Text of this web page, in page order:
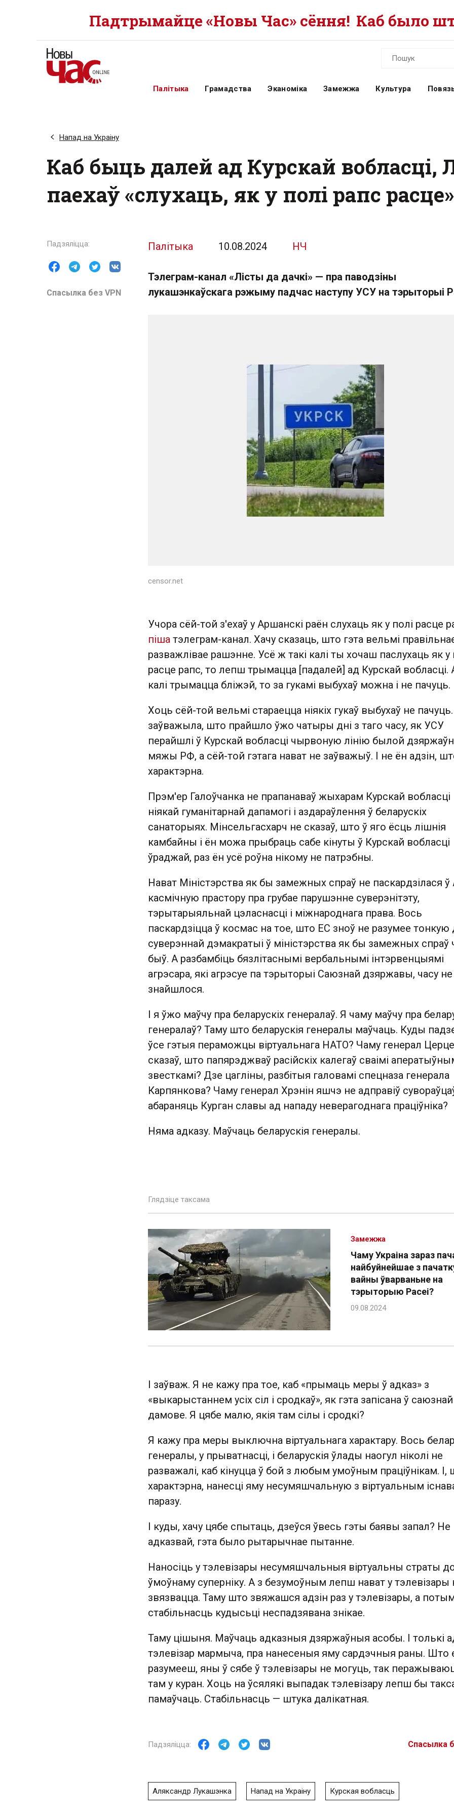
Падтрымайце «Новы Час» сёння! Каб было
Палітыка Грамадства Эканоміка Замежжа Культура
Напад на Украіну
Каб быць далей ад Курскай вобласці,
паехаў «слухаць, як у полі рапс расце»
Спасылка без VPN
Палітыка 10.08.2024 НЧ
Тэлеграм-канал «Лісты да дачкі» — пра паводзіны
лукашэнкаўскага рэжыму падчас наступу УСУ на тэрыторыі
censor.net
Учора сёй-той з'ехаў у Аршанскі раён слухаць як у полі расце
піша тэлеграм-канал. Хачу сказаць, што гэта вельмі
разважлівае рашэнне. Усё ж такі калі ты хочаш паслухаць як у
расце рапс, то лепш трымацца [падалей] ад Курскай вобласці.
калі трымацца бліжэй, то за гукамі выбухаў можна і не пачуць.
Хоць сёй-той вельмі стараецца ніякіх гукаў выбухаў не
заўважыла, што прайшло ўжо чатыры дні з таго часу, як УСУ
перайшлі ў Курскай вобласці чырвоную лінію былой
мяжы РФ, а сёй-той гэтага нават не заўважыў. І не ён адзін,
характэрна.
Прэм'ер Галоўчанка не прапанаваў жыхарам Курскай вобласці
ніякай гуманітарнай дапамогі і аздараўлення ў беларускіх
санаторыях. Мінсельгасхарч не сказаў, што ў яго ёсць лішнія
камбайны і ён можа прыбраць сабе кінуты ў Курскай вобласці
ўраджай, раз ён усё роўна нікому не патрэбны.
Нават Міністэрства як бы замежных спраў не паскардзілася ў
касмічную прастору пра грубае парушэнне суверэнітэту,
тэрытарыяльнай цэласнасці і міжнароднага права. Вось
паскардзіцца ў космас на тое, што ЕС зноў не разумее тонкую
суверэннай дэмакратыі ў міністэрства як бы замежных спраў
быў. А разбамбіць бязлітаснымі вербальнымі інтэрвенцыямі
агрэсара, які агрэсуе па тэрыторыі Саюзнай дзяржавы, часу не
знайшлося.
І я ўжо маўчу пра беларускіх генералаў. Я чаму маўчу пра
генералаў? Таму што беларускія генералы маўчаць. Куды
ўсе гэтыя пераможцы віртуальнага НАТО? Чаму генерал
сказаў, што папярэджваў расійскіх калегаў сваімі
звесткамі? Дзе цагліны, разбітыя галовамі спецназа генерала
Карпянкова? Чаму генерал Хрэнін яшчэ не адправіў
абараняць Курган славы ад нападу неверагоднага праціўніка?
Няма адказу. Маўчаць беларускія генералы.
Глядзіце таксама
Чаму Украіна зараз
найбуйнейшае з
вайны ўварваньне на
тэрыторыю Расеі?
Замежжа
І заўваж. Я не кажу пра тое, каб «прымаць меры ў адказ» з
«выкарыстаннем усіх сіл і сродкаў», як гэта запісана ў саюзнай
дамове. Я цябе малю, якія там сілы і сродкі?
Я кажу пра меры выключна віртуальнага характару. Вось
генералы, у прыватнасці, і беларускія ўлады наогул ніколі не
разважалі, каб кінуцца ў бой з любым умоўным праціўнікам. І,
характэрна, нанесці яму несумяшчальную з віртуальным
паразу.
І куды, хачу цябе спытаць, дзеўся ўвесь гэты баявы запал? Не
адказвай, гэта было рытарычнае пытанне.
Наносіць у тэлевізары несумяшчальныя віртуальны страты
ўмоўнаму суперніку. А з безумоўным лепш нават у тэлевізары
звязвацца. Таму што звяжашся адзін раз у тэлевізары, а
стабільнасць кудысьці неспадзявана знікае.
Таму цішыня. Маўчаць адказныя дзяржаўныя асобы. І толькі
тэлевізар мармыча, пра нанесеныя яму сардэчныя раны. Што
разумееш, яны ў сябе ў тэлевізары не могуць, так
там у куран. Хоць на ўсялякі выпадак тэлевізару лепш бы
памаўчаць. Стабільнасць — штука далікатная.
Спасылка
Аляксандр Лукашэнка Напад на Украіну Курская вобласць